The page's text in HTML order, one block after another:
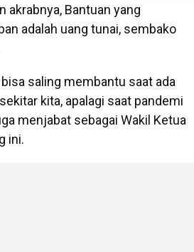
akrabnya, Bantuan yang
adalah uang tunai, sembako
saling membantu saat ada
kita, apalagi saat pandemi
menjabat sebagai Wakil Ketua
ini.